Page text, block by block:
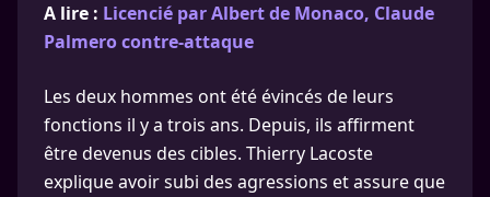
A lire : Licencié par Albert de Monaco, Claude
Palmero contre-attaque
Les deux hommes ont été évincés de leurs
fonctions il y a trois ans. Depuis, ils affirment
être devenus des cibles. Thierry Lacoste
explique avoir subi des agressions et assure que